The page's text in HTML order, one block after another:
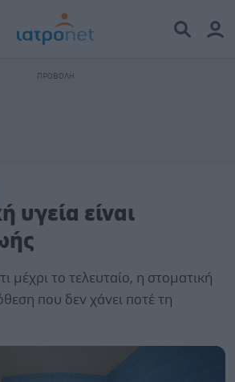
υγεία είναι
μέχρι το τελευταίο, η στοματική
που δεν χάνει ποτέ τη